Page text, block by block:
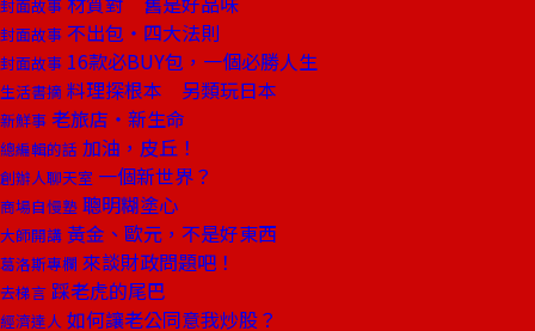
封面故事
封面故事 不出包‧四大法則
封面故事 16款必BUY包，一個必勝人生
生活書摘 料理探根本 另類玩日本
新鮮事 老旅店‧新生命
總編輯的話 加油，皮丘！
創辦人聊天室 一個新世界？
商場自慢塾 聰明糊塗心
大師開講 黃金、歐元，不是好東西
葛洛斯專欄 來談財政問題吧！
去梯言 踩老虎的尾巴
經濟達人 如何讓老公同意我炒股？